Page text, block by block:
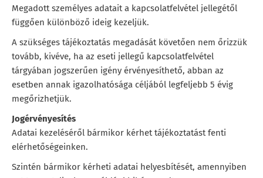
Megadott személyes adatait a kapcsolatfelvétel jellegétől
függően különböző ideig kezeljük.
A szükséges tájékoztatás megadását követően nem őrizzük
tovább, kivéve, ha az eseti jellegű kapcsolatfelvétel
tárgyában jogszerűen igény érvényesíthető, abban az
esetben annak igazolhatósága céljából legfeljebb 5 évig
megőrizhetjük.
Jogérvényesítés
Adatai kezeléséről bármikor kérhet tájékoztatást fenti
elérhetőségeinken.
Szintén bármikor kérheti adatai helyesbítését, amennyiben